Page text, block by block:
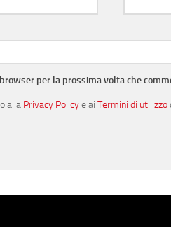
per la prossima volta che
alla Privacy Policye ai Termini di utilizzo